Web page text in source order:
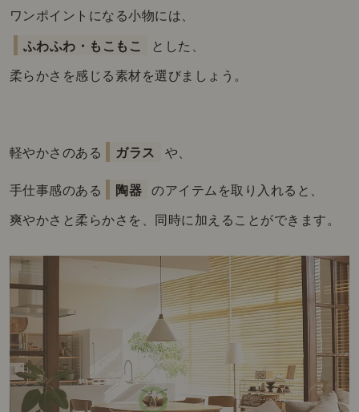
ワンポイントになる小物には、
ふわふわ・もこもこ とした、
柔らかさを感じる素材を選びましょう。
軽やかさのある ガラス や、
手仕事感のある 陶器 のアイテムを取り入れると、
爽やかさと柔らかさを、同時に加えることができます。